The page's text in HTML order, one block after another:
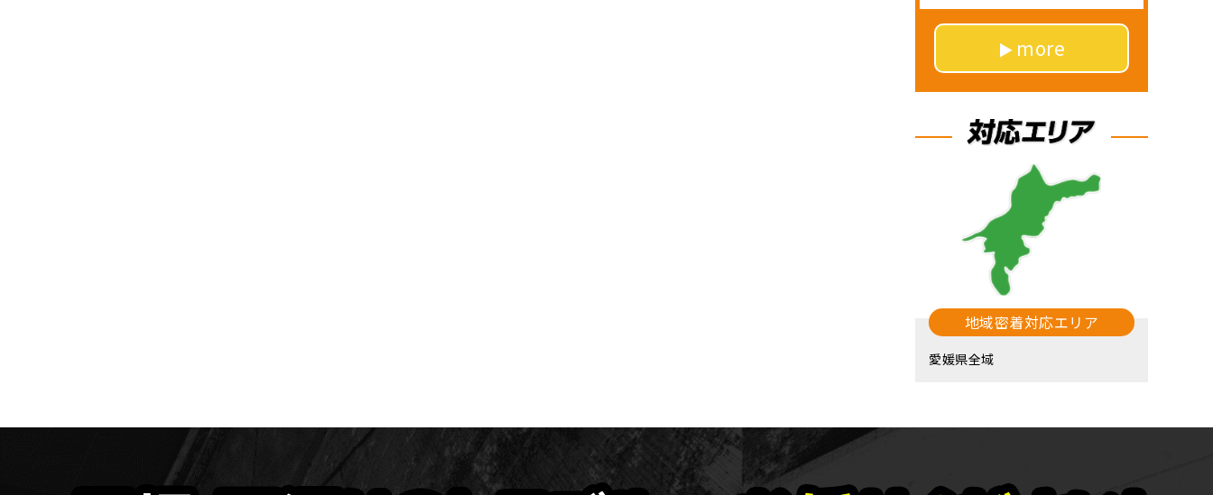
more
地域密着対応エリア
愛媛県全域